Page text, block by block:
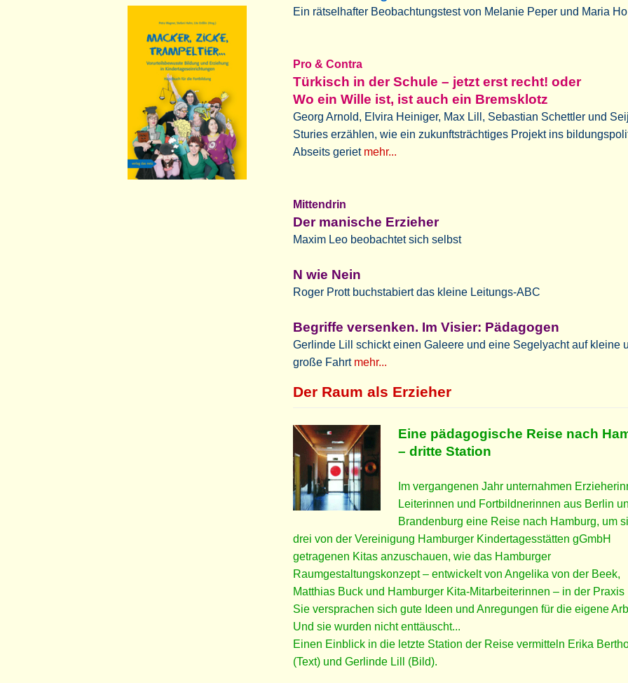
Ein rätselhafter Beobachtungstest von Melanie Peper und Maria
Pro & Contra
Türkisch in der Schule – jetzt erst recht! oder
Wo ein Wille ist, ist auch ein Bremsklotz
Georg Arnold, Elvira Heiniger, Max Lill, Sebastian Schettler und
Sturies erzählen, wie ein zukunftsträchtiges Projekt ins
Abseits geriet mehr...
Mittendrin
Der manische Erzieher
Maxim Leo beobachtet sich selbst
N wie Nein
Roger Prott buchstabiert das kleine Leitungs-ABC
Begriffe versenken. Im Visier: Pädagogen
Gerlinde Lill schickt einen Galeere und eine Segelyacht auf kleine
große Fahrt mehr...
Der Raum als Erzieher
Eine pädagogische Reise nach
– dritte Station
Im vergangenen Jahr unternahmen
Leiterinnen und Fortbildnerinnen aus Berlin
Brandenburg eine Reise nach Hamburg, um
drei von der Vereinigung Hamburger Kindertagesstätten gGmbH
getragenen Kitas anzuschauen, wie das Hamburger
Raumgestaltungskonzept – entwickelt von Angelika von der Beek,
Matthias Buck und Hamburger Kita-Mitarbeiterinnen – in der Praxis
Sie versprachen sich gute Ideen und Anregungen für die eigene
Und sie wurden nicht enttäuscht...
Einen Einblick in die letzte Station der Reise vermitteln Erika
(Text) und Gerlinde Lill (Bild).